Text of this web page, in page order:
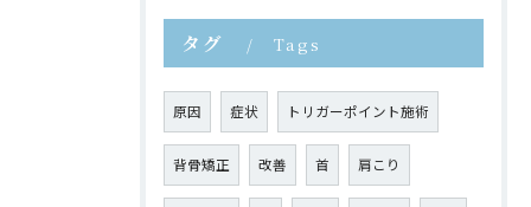
タグ Tags
原因 症状 トリガーポイント施術
背骨矯正 改善 首 肩こり